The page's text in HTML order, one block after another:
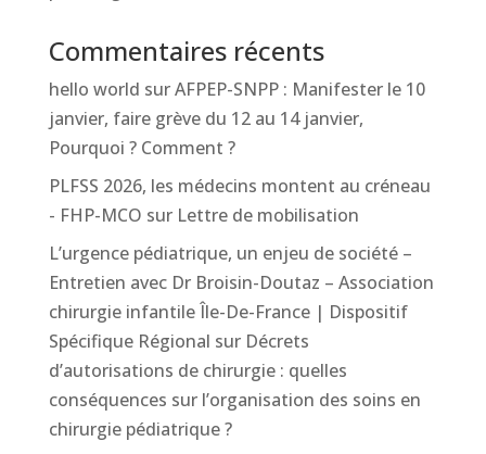
Commentaires récents
hello world surAFPEP-SNPP : Manifester le 10
janvier, faire grève du 12 au 14 janvier,
Pourquoi ? Comment ?
PLFSS 2026, les médecins montent au créneau
- FHP-MCO sur Lettre de mobilisation
L’urgence pédiatrique, un enjeu de société –
Entretien avec Dr Broisin-Doutaz – Association
chirurgie infantile Île-De-France | Dispositif
Spécifique Régional sur Décrets
d’autorisations de chirurgie : quelles
conséquences sur l’organisation des soins en
chirurgie pédiatrique ?